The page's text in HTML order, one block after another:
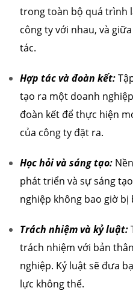
trong toàn bộ quá trình
công ty với nhau, và
tác.
Hợp tác và đoàn kết:
tạo ra một doanh
đoàn kết để thực hiện
của công ty đặt ra.
Học hỏi và sáng tạo:
phát triển và sự sáng
nghiệp không bao giờ bị
Trách nhiệm và kỷ luật:
trách nhiệm với bản
nghiệp. Kỷ luật sẽ đưa
lực không thể.